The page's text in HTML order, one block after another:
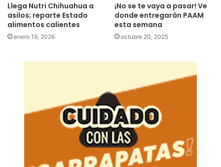
Llega Nutri Chihuahua a
asilos; reparte Estado
alimentos calientes
enero 19, 2026
¡No se te vaya a pasar! Ve
donde entregarán PAAM
esta semana
octubre 20, 2025